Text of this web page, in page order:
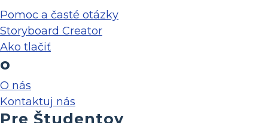
Pomoc a časté otázky
Storyboard Creator
Ako tlačiť
o
O nás
Kontaktuj nás
Pre Študentov